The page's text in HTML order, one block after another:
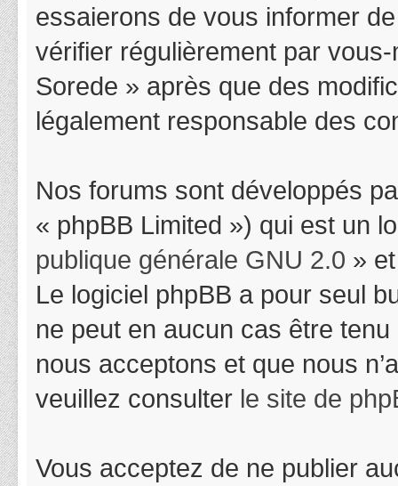
essaierons de vous informer
vérifier régulièrement par
Sorede » après que des
légalement responsable des
Nos forums sont développés
« phpBB Limited ») qui est un
publique générale GNU 2.0 »
Le logiciel phpBB a pour seul
ne peut en aucun cas être
nous acceptons et que nous
veuillez consulter le site de
Vous acceptez de ne publier